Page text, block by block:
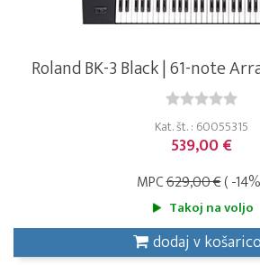
Roland BK-3 Black | 61-note
Kat. št. : 60055315
539,00 €
MPC629,00 €( -
Takoj na voljo
dodaj v košarico